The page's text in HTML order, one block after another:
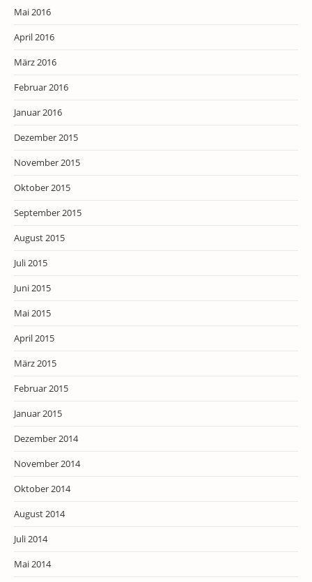
Mai 2016
April 2016
März 2016
Februar 2016
Januar 2016
Dezember 2015
November 2015
Oktober 2015
September 2015
August 2015
Juli 2015
Juni 2015
Mai 2015
April 2015
März 2015
Februar 2015
Januar 2015
Dezember 2014
November 2014
Oktober 2014
August 2014
Juli 2014
Mai 2014